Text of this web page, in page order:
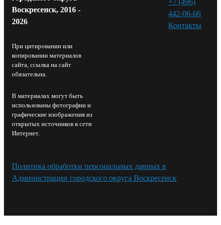
Воскресенск, 2016 -
2026
При цитировании или
копировании материалов
сайта, ссылка на сайт
обязательна.
В материалах могут быть
использованы фотографии и
графические изображения из
открытых источников в сети
Интернет.
442-06-66
Контакты⁠
Политика обработки персональных данных в
Администрации городского округа Воскресенск